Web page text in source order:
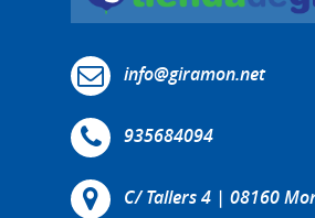
info@giramon.net
935684094
C/ Tallers 4 | 08160